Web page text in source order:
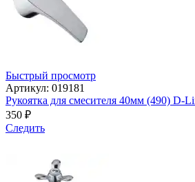
Быстрый просмотр
Артикул: 019181
Рукоятка для смесителя 40мм (490) D-
350 ₽
Следить